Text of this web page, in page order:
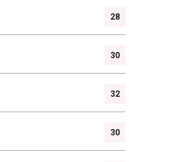
28
30
32
30